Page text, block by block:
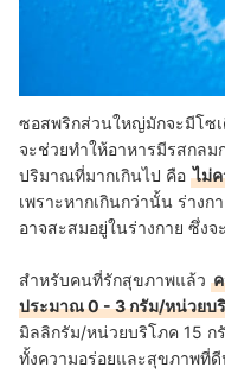
ซอสพริกส่วนใหญ่มักจะมีโซ
จะช่วยทำให้อาหารมีรสกล
ปริมาณที่มากเกินไป คือ ไม่
เพราะหากเกินกว่านั้น ร่าง
อาจสะสมอยู่ในร่างกาย ซึ่ง
สำหรับคนที่รักสุขภาพแล้ว
ประมาณ 0 - 3 กรัม/หน่วยบ
มิลลิกรัม/หน่วยบริโภค 15 ก
ทั้งความอร่อยและสุขภาพที่